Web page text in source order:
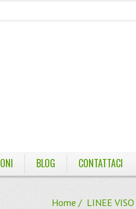
BLOG CONTATTACI
Home / LINEE VISO